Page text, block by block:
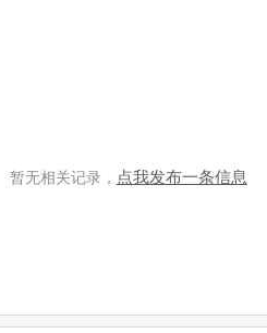
暂无相关记录， 点我发布一条信息